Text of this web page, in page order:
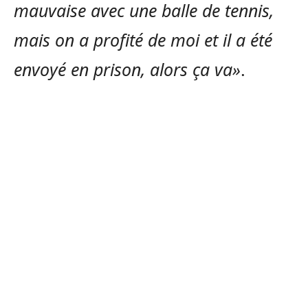
mauvaise avec une balle de tennis,
mais on a profité de moi et il a été
envoyé en prison, alors ça va».